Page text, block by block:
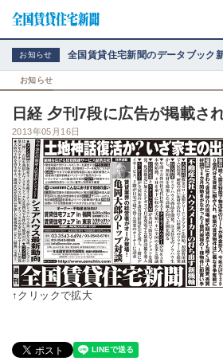
お知らせ 全国賃貸住宅新聞のデータブック
お知らせ
日経 夕刊7段に広告が掲載さ
2013年05月16日
↑クリックで拡大